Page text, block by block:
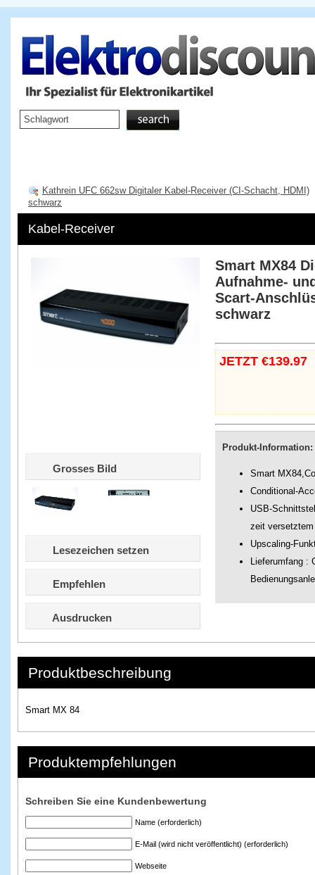
Kathrein UFC 662sw Digitaler Kabel-Receiver (CI-Schacht, HDMI)
schwarz
Kabel-Receiver
Grosses Bild
Lesezeichen setzen
Empfehlen
Ausdrucken
Smart MX84
Aufnahme-
Scart-
schwarz
JETZT €139.97
Produkt-Information:
Smart
Conditional-
USB-
zeit
Upscaling-
Lieferumfang :
Produktbeschreibung
Smart MX 84
Produktempfehlungen
Schreiben Sie eine Kundenbewertung
Name (erforderlich)
E-Mail (wird nicht veröffentlicht) (erforderlich)
Webseite